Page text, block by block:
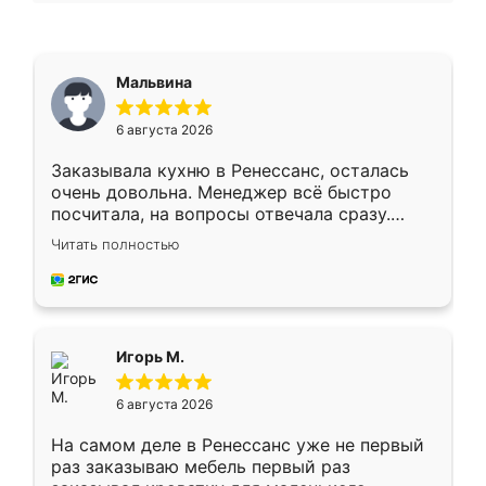
Мальвина
6 августа 2026
Заказывала кухню в Ренессанс, осталась
очень довольна. Менеджер всё быстро
посчитала, на вопросы отвечала сразу.
Замерщик приехал в субботу, подошёл к
делу со всей ответственностью. Собрали
за день, ребята работали аккуратно, даже
Читать полностью
Игорь М.
6 августа 2026
На самом деле в Ренессанс уже не первый
раз заказываю мебель первый раз